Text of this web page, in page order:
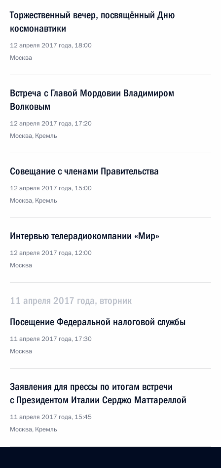
Торжественный вечер, посвящённый Дню
космонавтики
12 апреля 2017 года, 18:00
Москва
Встреча с Главой Мордовии Владимиром
Волковым
12 апреля 2017 года, 17:20
Москва, Кремль
Совещание с членами Правительства
12 апреля 2017 года, 15:00
Москва, Кремль
Интервью телерадиокомпании «Мир»
12 апреля 2017 года, 12:00
Москва
11 апреля 2017 года, вторник
Посещение Федеральной налоговой службы
11 апреля 2017 года, 17:30
Москва
Заявления для прессы по итогам встречи
с Президентом Италии Серджо Маттареллой
11 апреля 2017 года, 15:45
Москва, Кремль